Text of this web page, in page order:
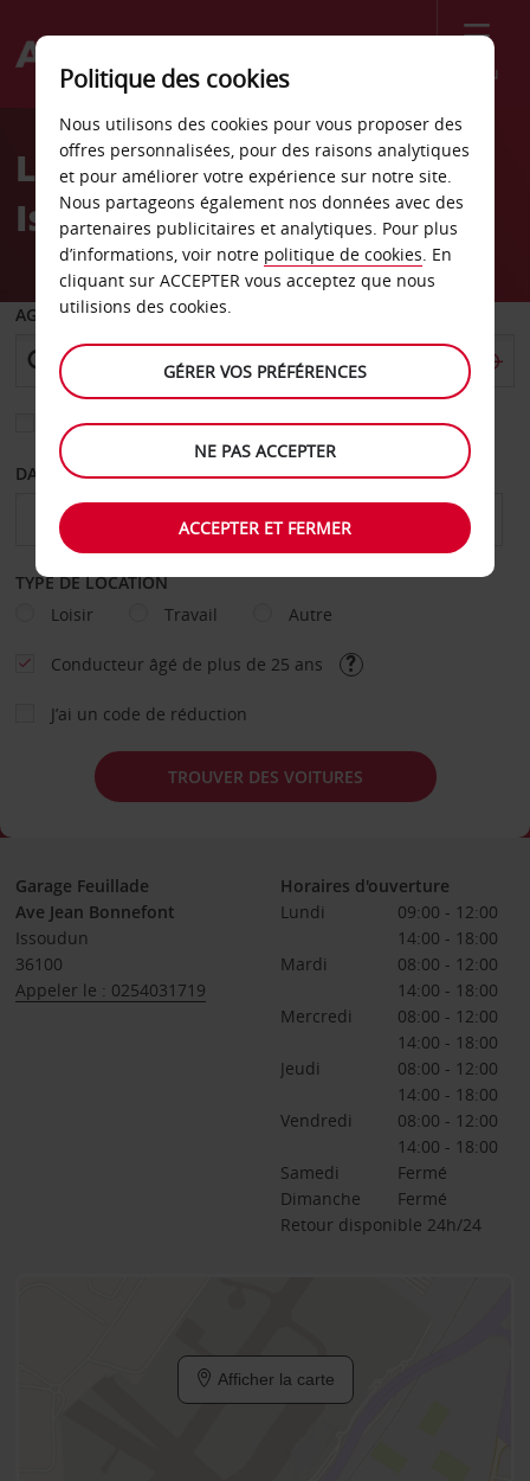
Menu
Welcome
AvisLocation de voiture
Issoudun
AGENCE DE DÉPART
Sélectionnez une autre agence de retour
DATE DE DÉPART DATE DE RETOUR
TYPE DE LOCATION
Loisir
Travail Autre
Conducteur âgé de plus de 25 ans
J’ai un code de réduction
TROUVER DES VOITURES
Garage Feuillade
Ave Jean Bonnefont
Issoudun
36100
Appeler le : 0254031719
Horaires d'ouverture
Lundi
09:00 - 12:00
14:00 - 18:00
Mardi
08:00 - 12:00
14:00 - 18:00
Mercredi
08:00 - 12:00
14:00 - 18:00
Jeudi
08:00 - 12:00
14:00 - 18:00
Vendredi
08:00 - 12:00
14:00 - 18:00
Samedi
Fermé
Dimanche
Fermé
Retour disponible 24h/24
Afficher la carte
Politique des cookies
Nous utilisons des cookies pour vous proposer des
offres personnalisées, pour des raisons analytiques
et pour améliorer votre expérience sur notre site.
Nous partageons également nos données avec des
partenaires publicitaires et analytiques. Pour plus
d’informations, voir notre politique de cookies. En
cliquant sur ACCEPTER vous acceptez que nous
utilisions des cookies.
GÉRER VOS PRÉFÉRENCES
NE PAS ACCEPTER
ACCEPTER ET FERMER